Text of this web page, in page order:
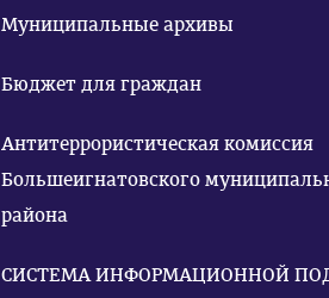
Муниципальные архивы
Бюджет для граждан
Антитеррористическая комиссия
Большеигнатовского
района
СИСТЕМА ИНФОРМАЦИОННОЙ